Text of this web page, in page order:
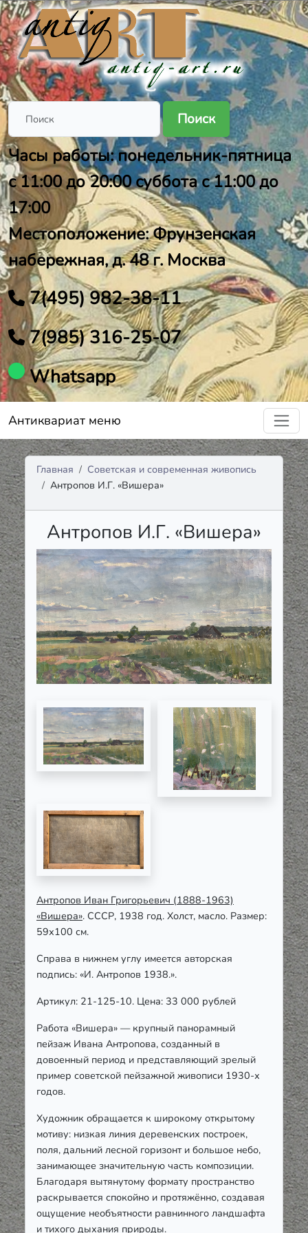
Поиск
Часы работы: понедельник-пятница
с 11:00 до 20:00 суббота с 11:00 до
17:00
Местоположение: Фрунзенская
набережная, д. 48 г. Москва
7(495) 982-38-11
7(985) 316-25-07
Whatsapp
Антиквариат меню
Главная
Советская и современная живопись
Антропов И.Г. «Вишера»
Антропов И.Г. «Вишера»
Антропов Иван Григорьевич (1888-1963)
«Вишера». СССР, 1938 год. Холст, масло. Размер:
59х100 см.
Справа в нижнем углу имеется авторская
подпись: «И. Антропов 1938.».
Артикул: 21-125-10. Цена: 33 000 рублей
Работа «Вишера» — крупный панорамный
пейзаж Ивана Антропова, созданный в
довоенный период и представляющий зрелый
пример советской пейзажной живописи 1930-х
годов.
Художник обращается к широкому открытому
мотиву: низкая линия деревенских построек,
поля, дальний лесной горизонт и большое небо,
занимающее значительную часть композиции.
Благодаря вытянутому формату пространство
раскрывается спокойно и протяжённо, создавая
ощущение необъятности равнинного ландшафта
и тихого дыхания природы.